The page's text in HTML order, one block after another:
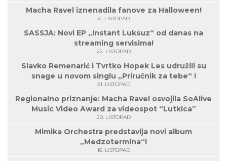
Macha Ravel iznenadila fanove za Halloween!
31. LISTOPAD
SASSJA: Novi EP „Instant Luksuz“ od danas na
streaming servisima!
22. LISTOPAD
Slavko Remenarić i Tvrtko Hopek Les udružili su
snage u novom singlu „Priručnik za tebe“ !
21. LISTOPAD
Regionalno priznanje: Macha Ravel osvojila SoAlive
Music Video Award za videospot “Lutkica”
20. LISTOPAD
Mimika Orchestra predstavlja novi album
„Medzotermina“!
16. LISTOPAD